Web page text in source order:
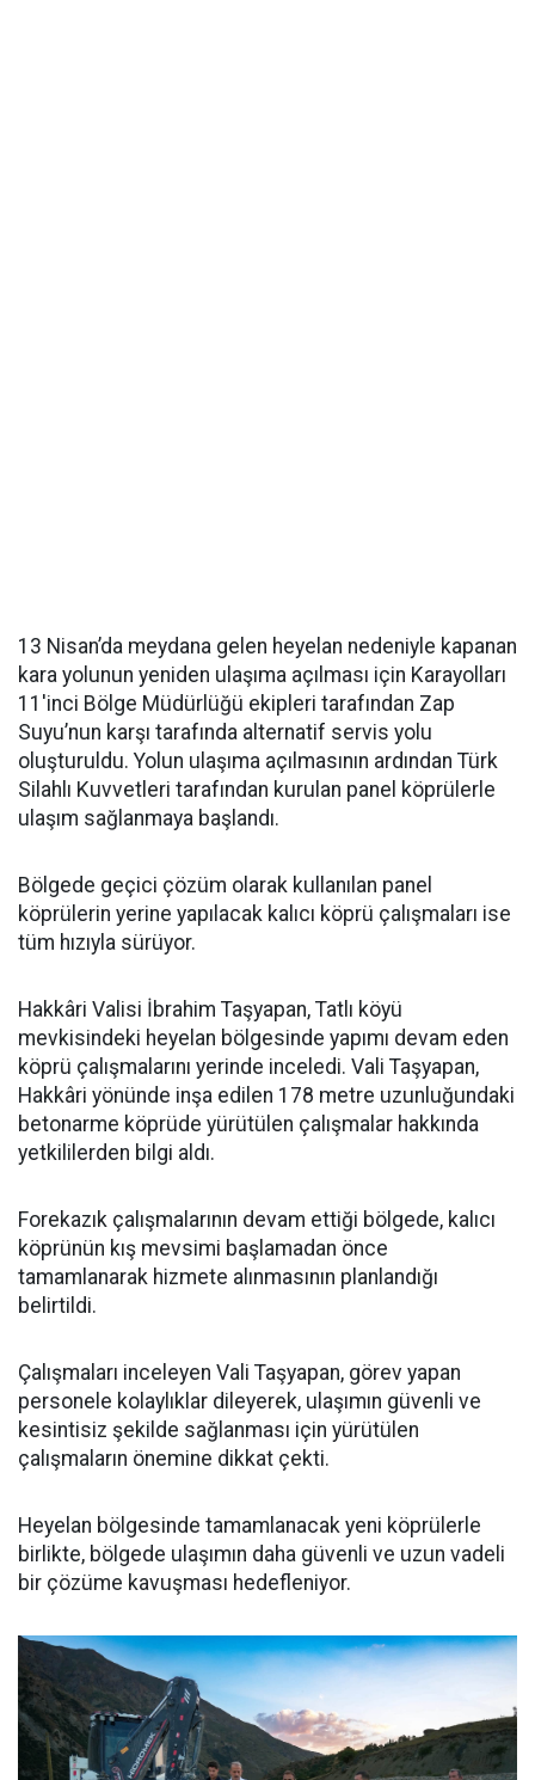
13 Nisan’da meydana gelen heyelan nedeniyle kapanan
kara yolunun yeniden ulaşıma açılması için Karayolları
11'inci Bölge Müdürlüğü ekipleri tarafından Zap
Suyu’nun karşı tarafında alternatif servis yolu
oluşturuldu. Yolun ulaşıma açılmasının ardından Türk
Silahlı Kuvvetleri tarafından kurulan panel köprülerle
ulaşım sağlanmaya başlandı.
Bölgede geçici çözüm olarak kullanılan panel
köprülerin yerine yapılacak kalıcı köprü çalışmaları ise
tüm hızıyla sürüyor.
Hakkâri Valisi İbrahim Taşyapan, Tatlı köyü
mevkisindeki heyelan bölgesinde yapımı devam eden
köprü çalışmalarını yerinde inceledi. Vali Taşyapan,
Hakkâri yönünde inşa edilen 178 metre uzunluğundaki
betonarme köprüde yürütülen çalışmalar hakkında
yetkililerden bilgi aldı.
Forekazık çalışmalarının devam ettiği bölgede, kalıcı
köprünün kış mevsimi başlamadan önce
tamamlanarak hizmete alınmasının planlandığı
belirtildi.
Çalışmaları inceleyen Vali Taşyapan, görev yapan
personele kolaylıklar dileyerek, ulaşımın güvenli ve
kesintisiz şekilde sağlanması için yürütülen
çalışmaların önemine dikkat çekti.
Heyelan bölgesinde tamamlanacak yeni köprülerle
birlikte, bölgede ulaşımın daha güvenli ve uzun vadeli
bir çözüme kavuşması hedefleniyor.